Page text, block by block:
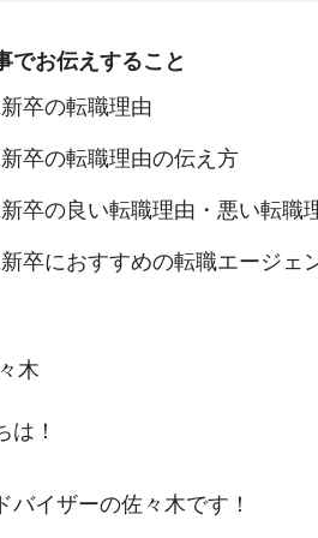
でお伝えすること
卒の転職理由
卒の転職理由の伝え方
卒の良い転職理由・悪い転職
卒におすすめの転職エージェ
木
は！
バイザーの佐々木です！